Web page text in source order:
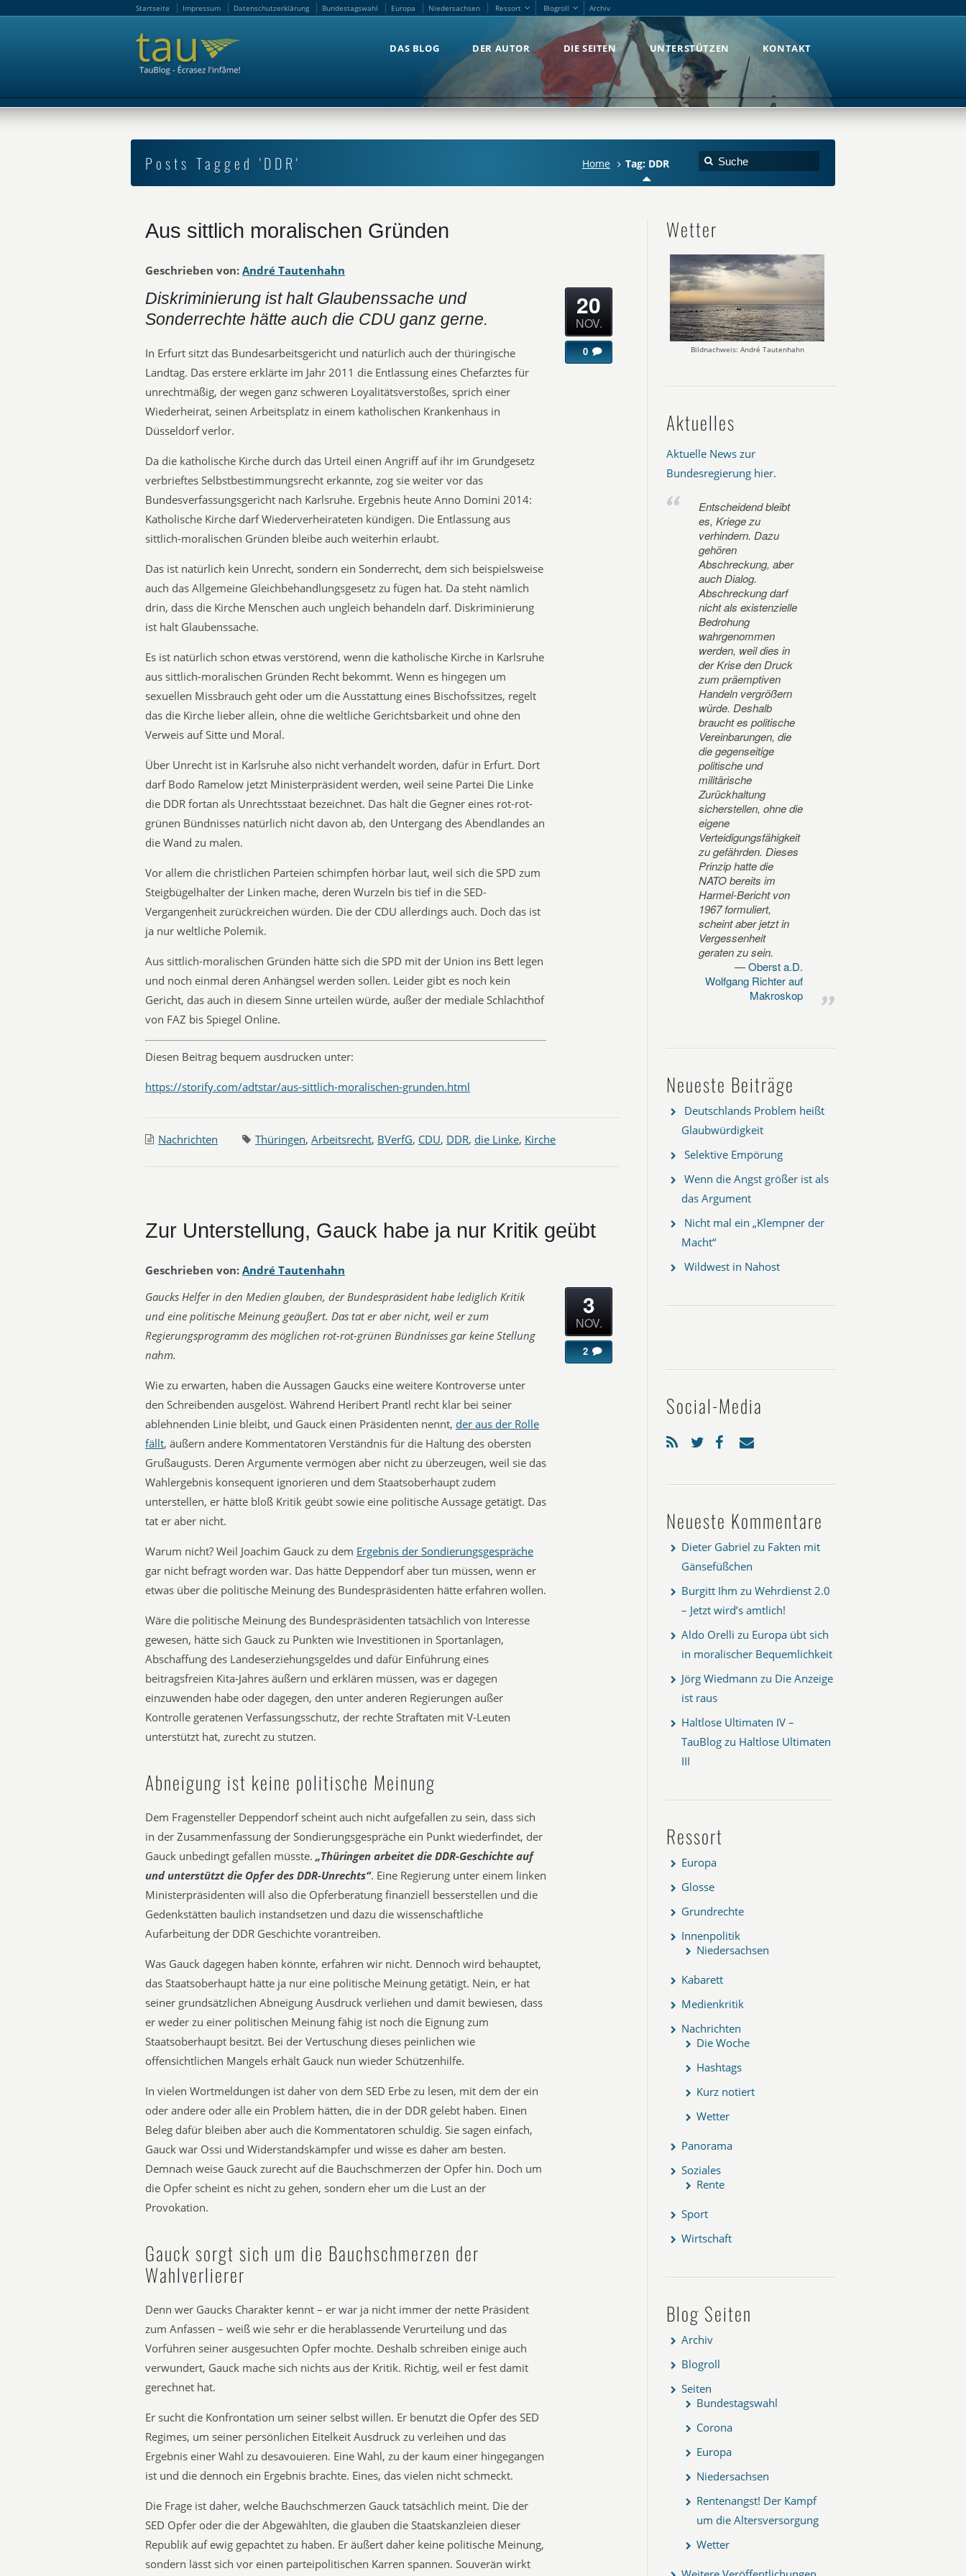
Startseite Impressum Datenschutzerklärung Bundestagswahl Europa Niedersachsen Ressort Blogroll Archiv
DAS BLOG DER AUTOR DIE SEITEN UNTERSTÜTZEN KONTAKT
Posts Tagged 'DDR' Home Tag: DDR
Aus sittlich moralischen Gründen
Geschrieben von: André Tautenhahn
Diskriminierung ist halt Glaubenssache und
Sonderrechte hätte auch die CDU ganz gerne.
In Erfurt sitzt das Bundesarbeitsgericht und natürlich auch der thüringische
Landtag. Das erstere erklärte im Jahr 2011 die Entlassung eines Chefarztes für
unrechtmäßig, der wegen ganz schweren Loyalitätsverstoßes, sprich einer
Wiederheirat, seinen Arbeitsplatz in einem katholischen Krankenhaus in
Düsseldorf verlor.
Da die katholische Kirche durch das Urteil einen Angriff auf ihr im Grundgesetz
verbrieftes Selbstbestimmungsrecht erkannte, zog sie weiter vor das
Bundesverfassungsgericht nach Karlsruhe. Ergebnis heute Anno Domini 2014:
Katholische Kirche darf Wiederverheirateten kündigen. Die Entlassung aus
sittlich-moralischen Gründen bleibe auch weiterhin erlaubt.
Das ist natürlich kein Unrecht, sondern ein Sonderrecht, dem sich beispielsweise
auch das Allgemeine Gleichbehandlungsgesetz zu fügen hat. Da steht nämlich
drin, dass die Kirche Menschen auch ungleich behandeln darf. Diskriminierung
ist halt Glaubenssache.
Es ist natürlich schon etwas verstörend, wenn die katholische Kirche in Karlsruhe
aus sittlich-moralischen Gründen Recht bekommt. Wenn es hingegen um
sexuellen Missbrauch geht oder um die Ausstattung eines Bischofssitzes, regelt
das die Kirche lieber allein, ohne die weltliche Gerichtsbarkeit und ohne den
Verweis auf Sitte und Moral.
Über Unrecht ist in Karlsruhe also nicht verhandelt worden, dafür in Erfurt. Dort
darf Bodo Ramelow jetzt Ministerpräsident werden, weil seine Partei Die Linke
die DDR fortan als Unrechtsstaat bezeichnet. Das hält die Gegner eines rot-rot-
grünen Bündnisses natürlich nicht davon ab, den Untergang des Abendlandes an
die Wand zu malen.
Vor allem die christlichen Parteien schimpfen hörbar laut, weil sich die SPD zum
Steigbügelhalter der Linken mache, deren Wurzeln bis tief in die SED-
Vergangenheit zurückreichen würden. Die der CDU allerdings auch. Doch das ist
ja nur weltliche Polemik.
Aus sittlich-moralischen Gründen hätte sich die SPD mit der Union ins Bett legen
und noch einmal deren Anhängsel werden sollen. Leider gibt es noch kein
Gericht, das auch in diesem Sinne urteilen würde, außer der mediale Schlachthof
von FAZ bis Spiegel Online.
Diesen Beitrag bequem ausdrucken unter:
https://storify.com/adtstar/aus-sittlich-moralischen-grunden.html
20
NOV.
0
Nachrichten Thüringen, Arbeitsrecht, BVerfG, CDU, DDR, die Linke, Kirche
Zur Unterstellung, Gauck habe ja nur Kritik geübt
Geschrieben von: André Tautenhahn
Gaucks Helfer in den Medien glauben, der Bundespräsident habe lediglich Kritik
und eine politische Meinung geäußert. Das tat er aber nicht, weil er zum
Regierungsprogramm des möglichen rot-rot-grünen Bündnisses gar keine Stellung
nahm.
Wie zu erwarten, haben die Aussagen Gaucks eine weitere Kontroverse unter
den Schreibenden ausgelöst. Während Heribert Prantl recht klar bei seiner
ablehnenden Linie bleibt, und Gauck einen Präsidenten nennt, der aus der Rolle
fällt, äußern andere Kommentatoren Verständnis für die Haltung des obersten
Grußaugusts. Deren Argumente vermögen aber nicht zu überzeugen, weil sie das
Wahlergebnis konsequent ignorieren und dem Staatsoberhaupt zudem
unterstellen, er hätte bloß Kritik geübt sowie eine politische Aussage getätigt. Das
tat er aber nicht.
Warum nicht? Weil Joachim Gauck zu dem Ergebnis der Sondierungsgespräche
gar nicht befragt worden war. Das hätte Deppendorf aber tun müssen, wenn er
etwas über die politische Meinung des Bundespräsidenten hätte erfahren wollen.
Wäre die politische Meinung des Bundespräsidenten tatsächlich von Interesse
gewesen, hätte sich Gauck zu Punkten wie Investitionen in Sportanlagen,
Abschaffung des Landeserziehungsgeldes und dafür Einführung eines
beitragsfreien Kita-Jahres äußern und erklären müssen, was er dagegen
einzuwenden habe oder dagegen, den unter anderen Regierungen außer
Kontrolle geratenen Verfassungsschutz, der rechte Straftaten mit V-Leuten
unterstützt hat, zurecht zu stutzen.
Abneigung ist keine politische Meinung
Dem Fragensteller Deppendorf scheint auch nicht aufgefallen zu sein, dass sich
in der Zusammenfassung der Sondierungsgespräche ein Punkt wiederfindet, der
Gauck unbedingt gefallen müsste. „Thüringen arbeitet die DDR-Geschichte auf
und unterstützt die Opfer des DDR-Unrechts“. Eine Regierung unter einem linken
Ministerpräsidenten will also die Opferberatung finanziell besserstellen und die
Gedenkstätten baulich instandsetzen und dazu die wissenschaftliche
Aufarbeitung der DDR Geschichte vorantreiben.
Was Gauck dagegen haben könnte, erfahren wir nicht. Dennoch wird behauptet,
das Staatsoberhaupt hätte ja nur eine politische Meinung getätigt. Nein, er hat
seiner grundsätzlichen Abneigung Ausdruck verliehen und damit bewiesen, dass
er weder zu einer politischen Meinung fähig ist noch die Eignung zum
Staatsoberhaupt besitzt. Bei der Vertuschung dieses peinlichen wie
offensichtlichen Mangels erhält Gauck nun wieder Schützenhilfe.
In vielen Wortmeldungen ist daher von dem SED Erbe zu lesen, mit dem der ein
oder andere oder alle ein Problem hätten, die in der DDR gelebt haben. Einen
Beleg dafür bleiben aber auch die Kommentatoren schuldig. Sie sagen einfach,
Gauck war Ossi und Widerstandskämpfer und wisse es daher am besten.
Demnach weise Gauck zurecht auf die Bauchschmerzen der Opfer hin. Doch um
die Opfer scheint es nicht zu gehen, sondern eher um die Lust an der
Provokation.
Gauck sorgt sich um die Bauchschmerzen der
Wahlverlierer
Denn wer Gaucks Charakter kennt – er war ja nicht immer der nette Präsident
zum Anfassen – weiß wie sehr er die herablassende Verurteilung und das
Vorführen seiner ausgesuchten Opfer mochte. Deshalb schreiben einige auch
verwundert, Gauck mache sich nichts aus der Kritik. Richtig, weil er fest damit
gerechnet hat.
Er sucht die Konfrontation um seiner selbst willen. Er benutzt die Opfer des SED
Regimes, um seiner persönlichen Eitelkeit Ausdruck zu verleihen und das
Ergebnis einer Wahl zu desavouieren. Eine Wahl, zu der kaum einer hingegangen
ist und die dennoch ein Ergebnis brachte. Eines, das vielen nicht schmeckt.
Die Frage ist daher, welche Bauchschmerzen Gauck tatsächlich meint. Die der
SED Opfer oder die der Abgewählten, die glauben die Staatskanzleien dieser
Republik auf ewig gepachtet zu haben. Er äußert daher keine politische Meinung,
sondern lässt sich vor einen parteipolitischen Karren spannen. Souverän wirkt
3
NOV.
2
Wetter
Bildnachweis: André Tautenhahn
Aktuelles
Aktuelle News zur
Bundesregierung hier.
Entscheidend bleibt
es, Kriege zu
verhindern. Dazu
gehören
Abschreckung, aber
auch Dialog.
Abschreckung darf
nicht als existenzielle
Bedrohung
wahrgenommen
werden, weil dies in
der Krise den Druck
zum präemptiven
Handeln vergrößern
würde. Deshalb
braucht es politische
Vereinbarungen, die
die gegenseitige
politische und
militärische
Zurückhaltung
sicherstellen, ohne die
eigene
Verteidigungsfähigkeit
zu gefährden. Dieses
Prinzip hatte die
NATO bereits im
Harmel-Bericht von
1967 formuliert,
scheint aber jetzt in
Vergessenheit
geraten zu sein.
Oberst a.D.
Wolfgang Richter auf
Makroskop
Neueste Beiträge
Deutschlands Problem heißt
Glaubwürdigkeit
Selektive Empörung
Wenn die Angst größer ist als
das Argument
Nicht mal ein „Klempner der
Macht“
Wildwest in Nahost
Social-Media
Neueste Kommentare
Dieter Gabriel zu Fakten mit
Gänsefüßchen
Burgitt Ihm zu Wehrdienst 2.0
– Jetzt wird’s amtlich!
Aldo Orelli zu Europa übt sich
in moralischer Bequemlichkeit
Jörg Wiedmann zu Die Anzeige
ist raus
Haltlose Ultimaten IV –
TauBlog zu Haltlose Ultimaten
III
Ressort
Europa
Glosse
Grundrechte
Innenpolitik
Niedersachsen
Kabarett
Medienkritik
Nachrichten
Die Woche
Hashtags
Kurz notiert
Wetter
Panorama
Soziales
Rente
Sport
Wirtschaft
Blog Seiten
Archiv
Blogroll
Seiten
Bundestagswahl
Corona
Europa
Niedersachsen
Rentenangst! Der Kampf
um die Altersversorgung
Wetter
Startseite Impressum Datenschutzerklärung Bundestagswahl Europa Niedersachsen Ressort Blogroll Archiv
DAS BLOG DER AUTOR DIE SEITEN UNTERSTÜTZEN KONTAKT